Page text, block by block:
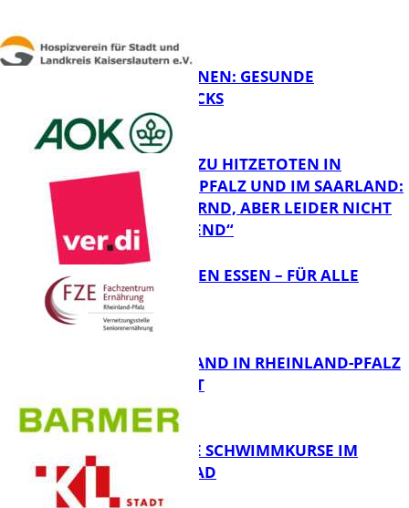
FB Gesundheit
FB Gesundheit
FB Gesundheit
FIT FÜRS LERNEN: GESUNDE
PAUSENSNACKS
FB Gesundheit
RKI-ZAHLEN ZU HITZETOTEN IN
RHEINLAND-PFALZ UND IM SAARLAND:
„ERSCHÜTTERND, ABER LEIDER NICHT
ÜBERRASCHEND“
FB Gesundheit
„AUSGEWOGEN ESSEN – FÜR ALLE
MÖGLICH?!“
FB Gesundheit
KRANKENSTAND IN RHEINLAND-PFALZ
SINKT LEICHT
KOSTENLOSE SCHWIMMKURSE IM
WARMFREIBAD